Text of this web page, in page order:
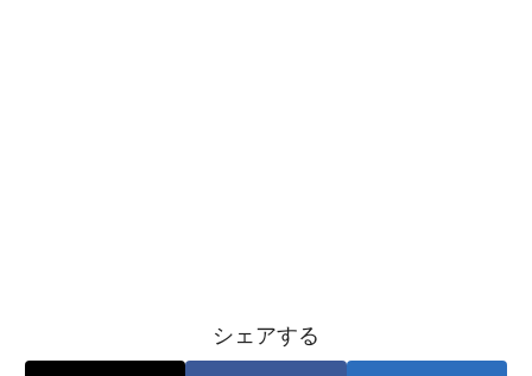
シェアする